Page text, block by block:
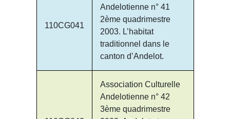
110CG041
Andelotienne n° 41
2ème quadrimestre
2003. L’habitat
traditionnel dans le
canton d’Andelot.
Association Culturelle
Andelotienne n° 42
3ème quadrimestre